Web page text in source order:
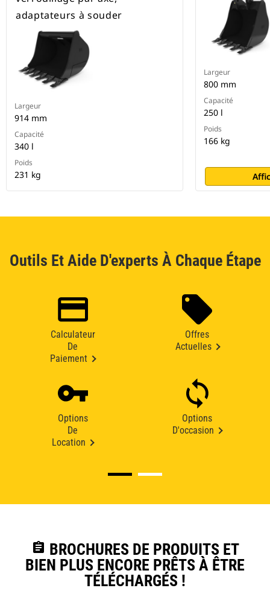
adaptateurs à souder
Largeur
914 mm
Capacité
340 l
Poids
231 kg
Largeur
800 mm
Capacité
250 l
Poids
166 kg
Outils Et Aide D'experts À Chaque Étape
Calculateur
De
Paiement
Offres
Actuelles
Options
De
Location
Options
D'occasion
assignment BROCHURES DE PRODUITS ET
BIEN PLUS ENCORE PRÊTS À ÊTRE
TÉLÉCHARGÉS !